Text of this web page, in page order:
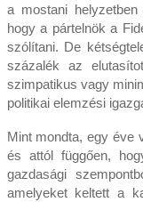
a mostani
hogy a pártelnök a
szólítani. De
százalék az
szimpatikus vagy
politikai elemzési
Mint mondta, egy éve
és attól függően,
gazdasági
amelyeket keltett a